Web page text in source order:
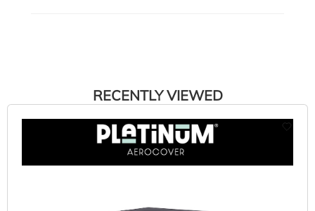
RECENTLY VIEWED